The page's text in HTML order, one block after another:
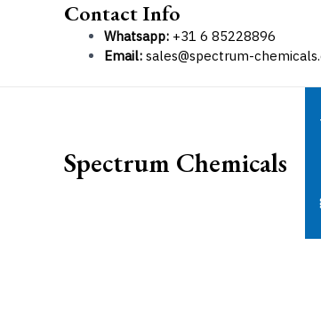
Contact Info
Whatsapp: +31 6 85228896
Email: sales@spectrum-
Spectrum Chemicals